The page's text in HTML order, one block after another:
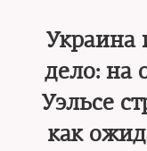
Украина
дело: на
Уэльсе
как